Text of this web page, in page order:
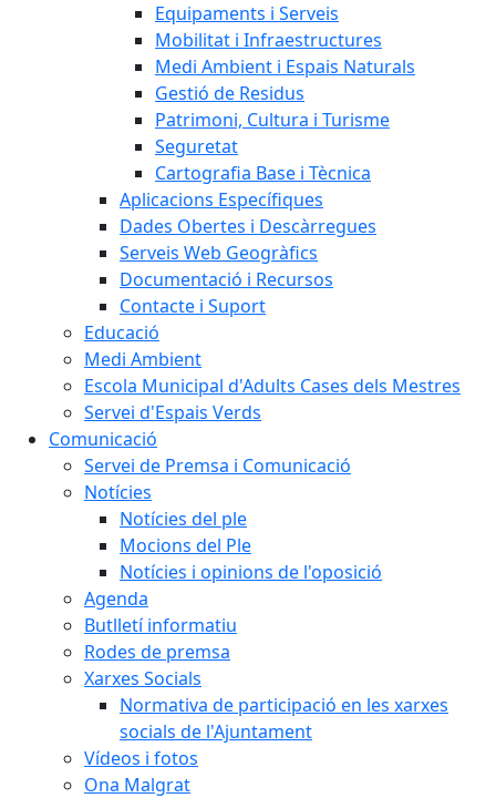
Equipaments i Serveis
Mobilitat i Infraestructures
Medi Ambient i Espais Naturals
Gestió de Residus
Patrimoni, Cultura i Turisme
Seguretat
Cartografia Base i Tècnica
Aplicacions Específiques
Dades Obertes i Descàrregues
Serveis Web Geogràfics
Documentació i Recursos
Contacte i Suport
Educació
Medi Ambient
Escola Municipal d'Adults Cases dels Mestres
Servei d'Espais Verds
Comunicació
Servei de Premsa i Comunicació
Notícies
Notícies del ple
Mocions del Ple
Notícies i opinions de l'oposició
Agenda
Butlletí informatiu
Rodes de premsa
Xarxes Socials
Normativa de participació en les xarxes
socials de l'Ajuntament
Vídeos i fotos
Ona Malgrat